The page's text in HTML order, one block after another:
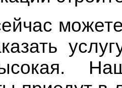
сколько
Вам
любые